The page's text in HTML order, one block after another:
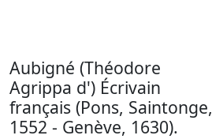
Aubigné (Théodore
Agrippa d') Écrivain
français (Pons, Saintonge,
1552 - Genève, 1630).